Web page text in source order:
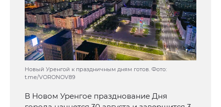
Новый Уренгой к праздничным дням готов. Фото:
t.me/VORONOV89
В Новом Уренгое празднование Дня